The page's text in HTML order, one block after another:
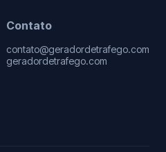
Contato
contato@geradordetrafego.com
geradordetrafego.com